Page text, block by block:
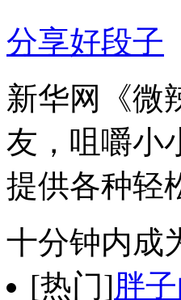
分享好段子
新华网《微
友，咀嚼小
提供各种轻
十分钟内成
[热门]胖